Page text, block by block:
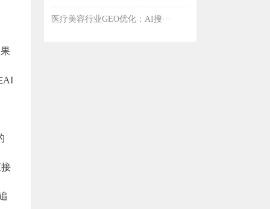
AI
医疗美容行业GEO优化：AI搜···